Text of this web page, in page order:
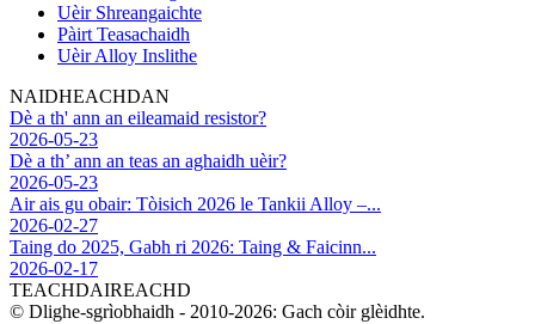
Uèir Shreangaichte
Pàirt Teasachaidh
Uèir Alloy Inslithe
NAIDHEACHDAN
Dè a th' ann an eileamaid resistor?
2026-05-23
Dè a th’ ann an teas an aghaidh uèir?
2026-05-23
Air ais gu obair: Tòisich 2026 le Tankii Alloy –...
2026-02-27
Taing do 2025, Gabh ri 2026: Taing & Faicinn...
2026-02-17
TEACHDAIREACHD
© Dlighe-sgrìobhaidh - 2010-2026: Gach còir glèidhte.